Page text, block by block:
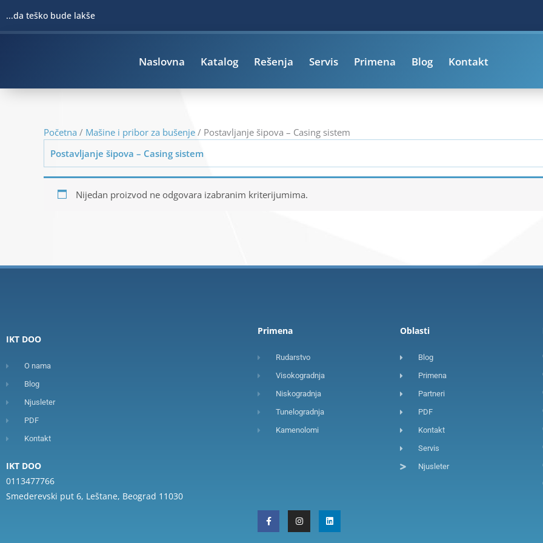
na
sadržaj
...da teško bude lakše
Naslovna Katalog Rešenja Servis Primena Blog Kontakt
Početna / Mašine i pribor za bušenje / Postavljanje šipova – Casing sistem
Postavljanje šipova – Casing sistem
Nijedan proizvod ne odgovara izabranim kriterijumima.
IKT DOO
O nama
Blog
Njusleter
PDF
Kontakt
IKT DOO
0113477766
Smederevski put 6, Leštane, Beograd 11030
Primena
Rudarstvo
Visokogradnja
Niskogradnja
Tunelogradnja
Kamenolomi
Oblasti
Blog
Primena
Partneri
PDF
Kontakt
Servis
Njusleter
c
e
b
s
t
a
n
k
e